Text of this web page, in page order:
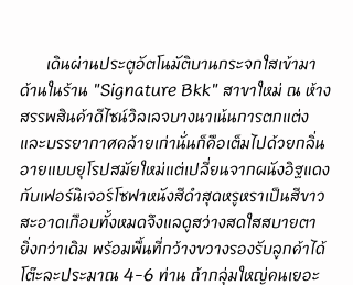
ด้านในร้าน "Signature Bkk" สาขาใหม่ ณ ห้าง
สรรพสินค้าดีไซน์วิลเลจบางนาเน้นการตกแต่ง
และบรรยากาศคล้ายเก่านั่นก็คือเต็มไปด้วยกลิ่น
อายแบบยุโรปสมัยใหม่แต่เปลี่ยนจากผนังอิฐแดง
กับเฟอร์นิเจอร์โซฟาหนังสีดำสุดหรูหราเป็นสีขาว
สะอาดเกือบทั้งหมดจึงแลดูสว่างสดใสสบายตา
ยิ่งกว่าเดิม พร้อมพื้นที่กว้างขวางรองรับลูกค้าได้
โต๊ะละประมาณ 4-6 ท่าน ถ้ากลุ่มใหญ่คนเยอะ